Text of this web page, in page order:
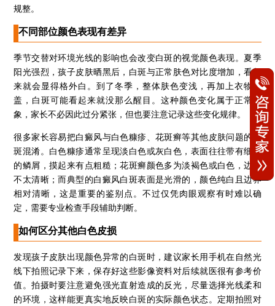
规整。
不同部位颜色表现有差异
季节交替对环境光线的影响也会改变白斑的视觉颜色表现。夏季
阳光强烈，孩子皮肤晒黑后，白斑与正常肤色对比度增加，看起
来就会显得格外白。到了冬季，整体肤色变浅，再加上衣物遮
盖，白斑可能看起来就没那么醒目。这种颜色变化属于正常现
象，家长不必因此过分紧张，但也要注意记录这些变化规律。
很多家长容易把白癜风与白色糠疹、花斑癣等其他皮肤问题的白
斑混淆。白色糠疹通常呈现淡白色或灰白色，表面往往带有细小
的鳞屑，摸起来有点粗糙；花斑癣颜色多为淡褐色或白色，边界
不太清晰；而典型的白癜风白斑表面是光滑的，颜色纯白且边界
相对清晰，这是重要的鉴别点。不过仅凭肉眼观察有时难以确
定，需要专业检查手段辅助判断。
如何区分其他白色皮损
发现孩子皮肤出现颜色异常的白斑时，建议家长用手机在自然光
线下拍照记录下来，保存好这些影像资料对后续就医很有参考价
值。拍摄时要注意避免强光直射造成的反光，尽量选择光线柔和
的环境，这样能更真实地反映白斑的实际颜色状态。定期拍照对